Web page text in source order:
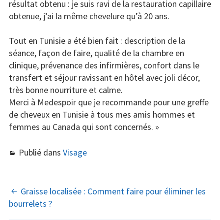
résultat obtenu : je suis ravi de la restauration capillaire
obtenue, j’ai la même chevelure qu’à 20 ans.
Tout en Tunisie a été bien fait : description de la
séance, façon de faire, qualité de la chambre en
clinique, prévenance des infirmières, confort dans le
transfert et séjour ravissant en hôtel avec joli décor,
très bonne nourriture et calme.
Merci à Medespoir que je recommande pour une greffe
de cheveux en Tunisie à tous mes amis hommes et
femmes au Canada qui sont concernés. »
Publié dans Visage
NAVIGATION
DES
Graisse localisée : Comment faire pour éliminer les
bourrelets ?